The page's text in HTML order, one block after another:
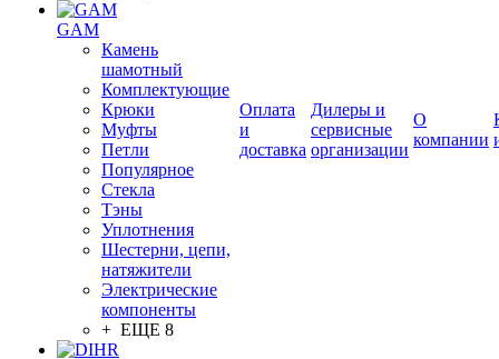
GAM
Камень
шамотный
Комплектующие
Крюки
Муфты
Петли
Популярное
Стекла
Тэны
Уплотнения
Шестерни, цепи,
натяжители
Электрические
компоненты
+ ЕЩЕ 8
Оплата
и
доставка
Дилеры и
сервисные
организации
О
компании